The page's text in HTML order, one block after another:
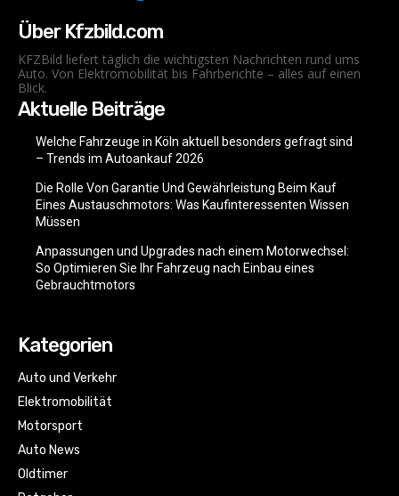
Über Kfzbild.com
KFZBild liefert täglich die wichtigsten Nachrichten rund ums
Auto. Von Elektromobilität bis Fahrberichte – alles auf einen
Blick.
Aktuelle Beiträge
Welche Fahrzeuge in Köln aktuell besonders gefragt sind
– Trends im Autoankauf 2026
Die Rolle Von Garantie Und Gewährleistung Beim Kauf
Eines Austauschmotors: Was Kaufinteressenten Wissen
Müssen
Anpassungen und Upgrades nach einem Motorwechsel:
So Optimieren Sie Ihr Fahrzeug nach Einbau eines
Gebrauchtmotors
Kategorien
Auto und Verkehr
Elektromobilität
Motorsport
Auto News
Oldtimer